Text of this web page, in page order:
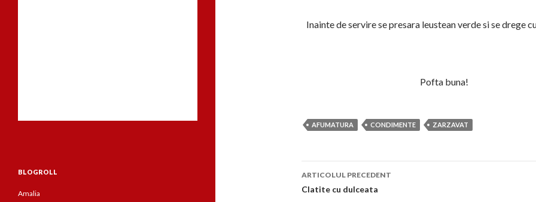
Inainte de servire se presara leustean verde si se drege
Pofta buna!
AFUMATURA CONDIMENTE ZARZAVAT
Navigare
în
ARTICOLUL PRECEDENT
Clatite cu dulceata
BLOGROLL
Amalia